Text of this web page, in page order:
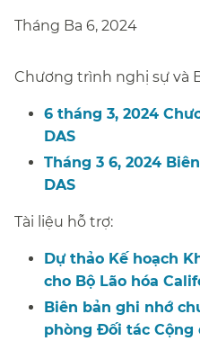
Tháng Ba 6, 2024​​
Chương trình nghị sự và
6 tháng 3, 2024
DAS​​
Tháng 3 6, 2024
DAS​​
Tài liệu hỗ trợ:​​
Dự thảo Kế hoạch
cho Bộ Lão hóa
Biên bản ghi nhớ
phòng Đối tác Cộng